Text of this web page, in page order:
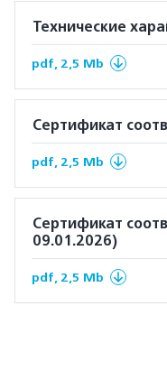
Технические
pdf, 2,5 Mb
Сертификат
pdf, 2,5 Mb
Сертификат
09.01.2026)
pdf, 2,5 Mb